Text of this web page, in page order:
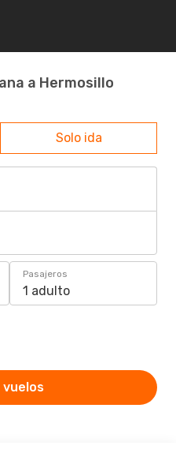
a Hermosillo
Solo ida
Pasajeros
1 adulto
vuelos